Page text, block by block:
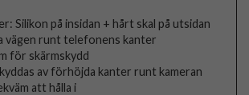
Silikon på insidan + hårt skal på utsidan
vägen runt telefonens kanter
för skärmskydd
av förhöjda kanter runt kameran
att hålla i